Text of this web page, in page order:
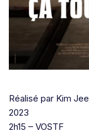
Réalisé par Kim
2023
2h15 – VOSTF